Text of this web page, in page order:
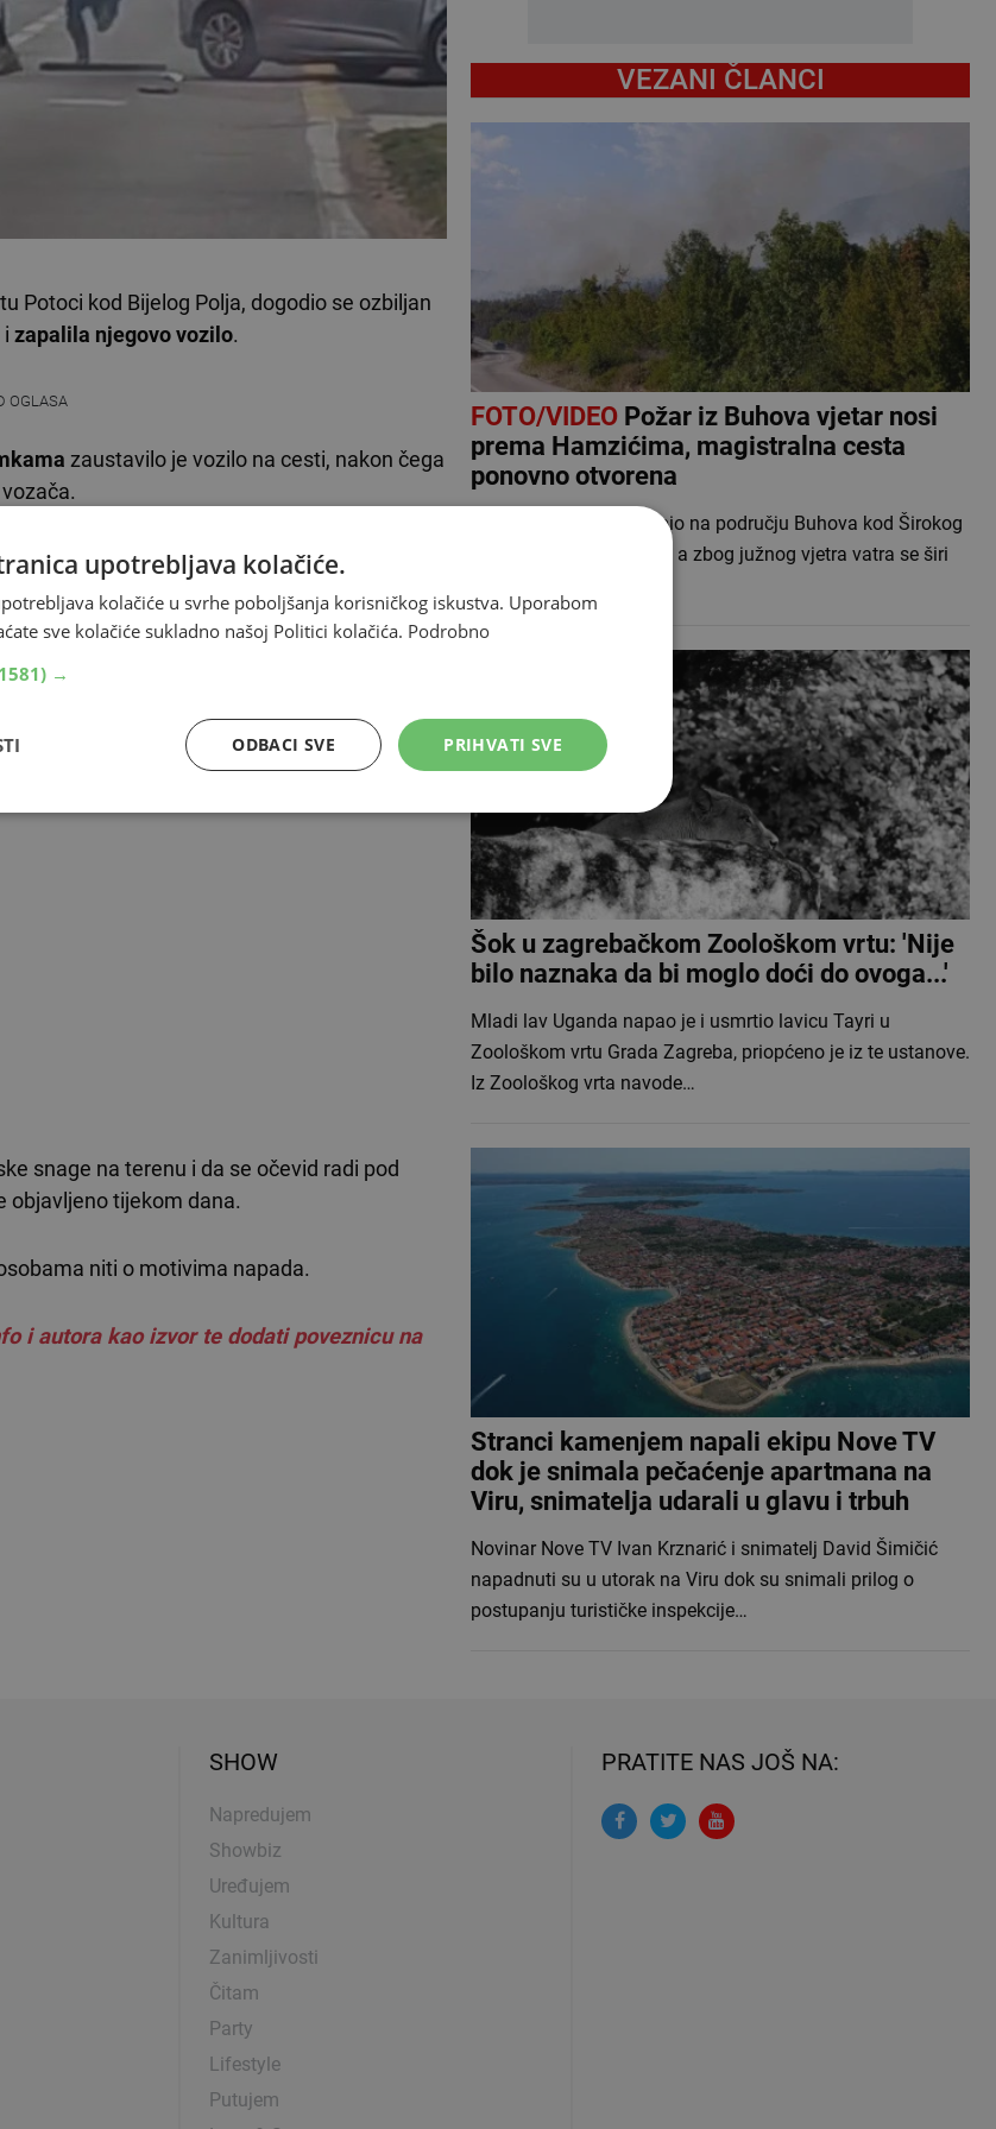
Potoci kod Bijelog Polja, dogodio se ozbiljan
i zapalila njegovo vozilo.
OGLASA
zaustavilo je vozilo na cesti, nakon čega
snage na terenu i da se očevid radi pod
objavljeno tijekom dana.
niti o motivima napada.
i autora kao izvor te dodati poveznicu na
VEZANI ČLANCI
FOTO/VIDEOPožar iz Buhova vjetar nosi
prema Hamzićima, magistralna cesta
ponovno otvorena
Požar koji je u petak izbio na području Buhova kod Širokog
Brijega i dalje je aktivan, a zbog južnog vjetra vatra se širi
Šok u zagrebačkom Zoološkom vrtu: 'Nije
bilo naznaka da bi moglo doći do ovoga...'
Mladi lav Uganda napao je i usmrtio lavicu Tayri u
Zoološkom vrtu Grada Zagreba, priopćeno je iz te ustanove.
Iz Zoološkog vrta navode…
Stranci kamenjem napali ekipu Nove TV
dok je snimala pečaćenje apartmana na
Viru, snimatelja udarali u glavu i trbuh
Novinar Nove TV Ivan Krznarić i snimatelj David Šimičić
napadnuti su u utorak na Viru dok su snimali prilog o
postupanju turističke inspekcije…
SHOW
Napredujem
Showbiz
Uređujem
Kultura
Zanimljivosti
Čitam
Party
Lifestyle
Putujem
PRATITE NAS JOŠ NA:
upotrebljava kolačiće.
kolačiće u svrhe poboljšanja korisničkog iskustva. Uporabom
sve kolačiće sukladno našoj Politici kolačića. Podrobno
→
PRIHVATI SVE
ODBACI SVE